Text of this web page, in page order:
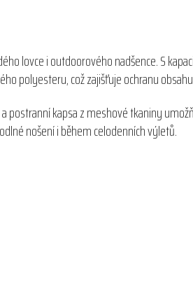
lovce i outdoorového nadšence. S
polyesteru, což zajišťuje ochranu
postranní kapsa z meshové tkaniny
nošení i během celodenních výletů.